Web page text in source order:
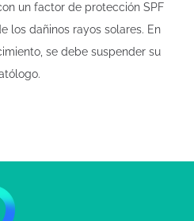
un factor de protección SPF
los dañinos rayos solares. En
se debe suspender su